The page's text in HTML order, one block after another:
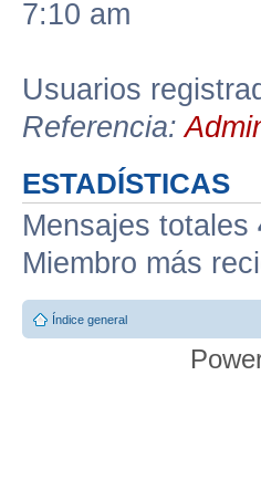
7:10 am
Usuarios
Referencia:
ESTADÍSTICAS
Mensajes totales
Miembro más
Índice general